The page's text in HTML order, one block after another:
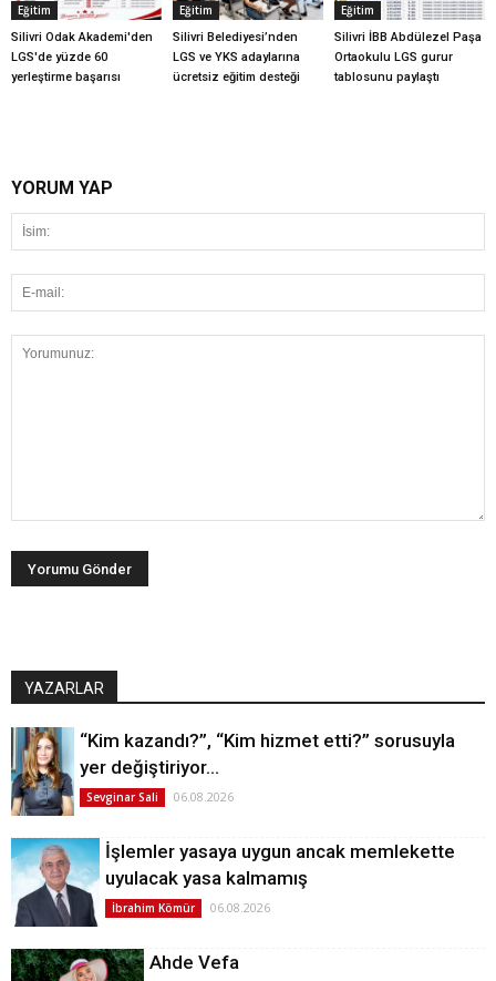
Eğitim
Silivri Odak Akademi'den
LGS'de yüzde 60
yerleştirme başarısı
Eğitim
Silivri Belediyesi’nden
LGS ve YKS adaylarına
ücretsiz eğitim desteği
Eğitim
Silivri İBB Abdülezel Paşa
Ortaokulu LGS gurur
tablosunu paylaştı
YORUM YAP
YAZARLAR
“Kim kazandı?”, “Kim hizmet etti?” sorusuyla
yer değiştiriyor…
Sevginar Sali 06.08.2026
İşlemler yasaya uygun ancak memlekette
uyulacak yasa kalmamış
İbrahim Kömür 06.08.2026
Ahde Vefa